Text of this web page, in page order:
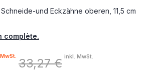
Schneide-und Eckzähne oberen, 11,5 cm
complète.
33,27 € inkl. MwSt.